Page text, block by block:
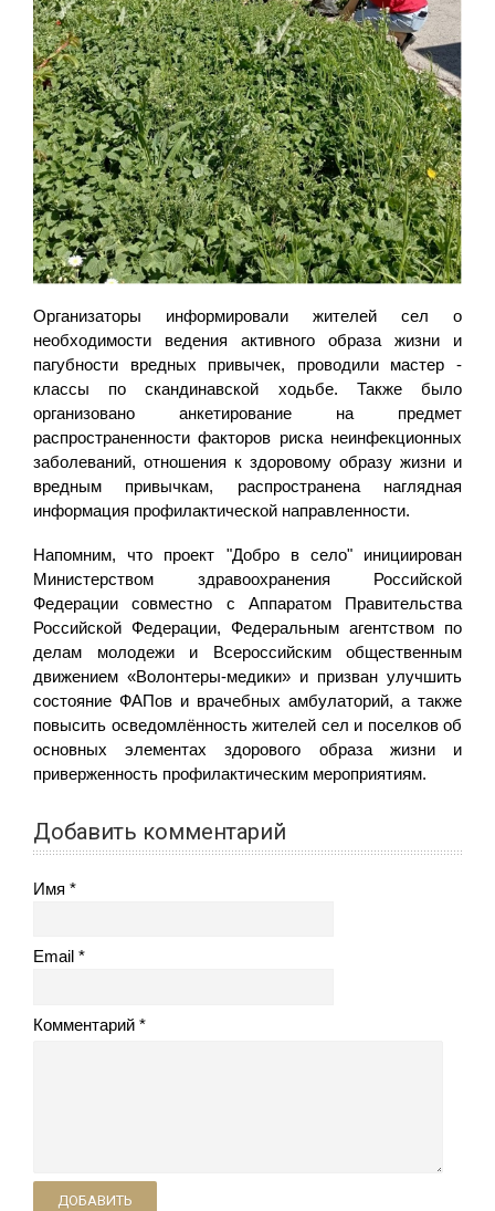
Организаторы информировали жителей сел о
необходимости ведения активного образа жизни и
пагубности вредных привычек, проводили мастер -
классы по скандинавской ходьбе. Также было
организовано анкетирование на предмет
распространенности факторов риска неинфекционных
заболеваний, отношения к здоровому образу жизни и
вредным привычкам, распространена наглядная
информация профилактической направленности.
Напомним, что проект "Добро в село" инициирован
Министерством здравоохранения Российской
Федерации совместно с Аппаратом Правительства
Российской Федерации, Федеральным агентством по
делам молодежи и Всероссийским общественным
движением «Волонтеры-медики» и призван улучшить
состояние ФАПов и врачебных амбулаторий, а также
повысить осведомлённость жителей сел и поселков об
основных элементах здорового образа жизни и
приверженность профилактическим мероприятиям.
Добавить комментарий
Имя
Email
Комментарий
ДОБАВИТЬ